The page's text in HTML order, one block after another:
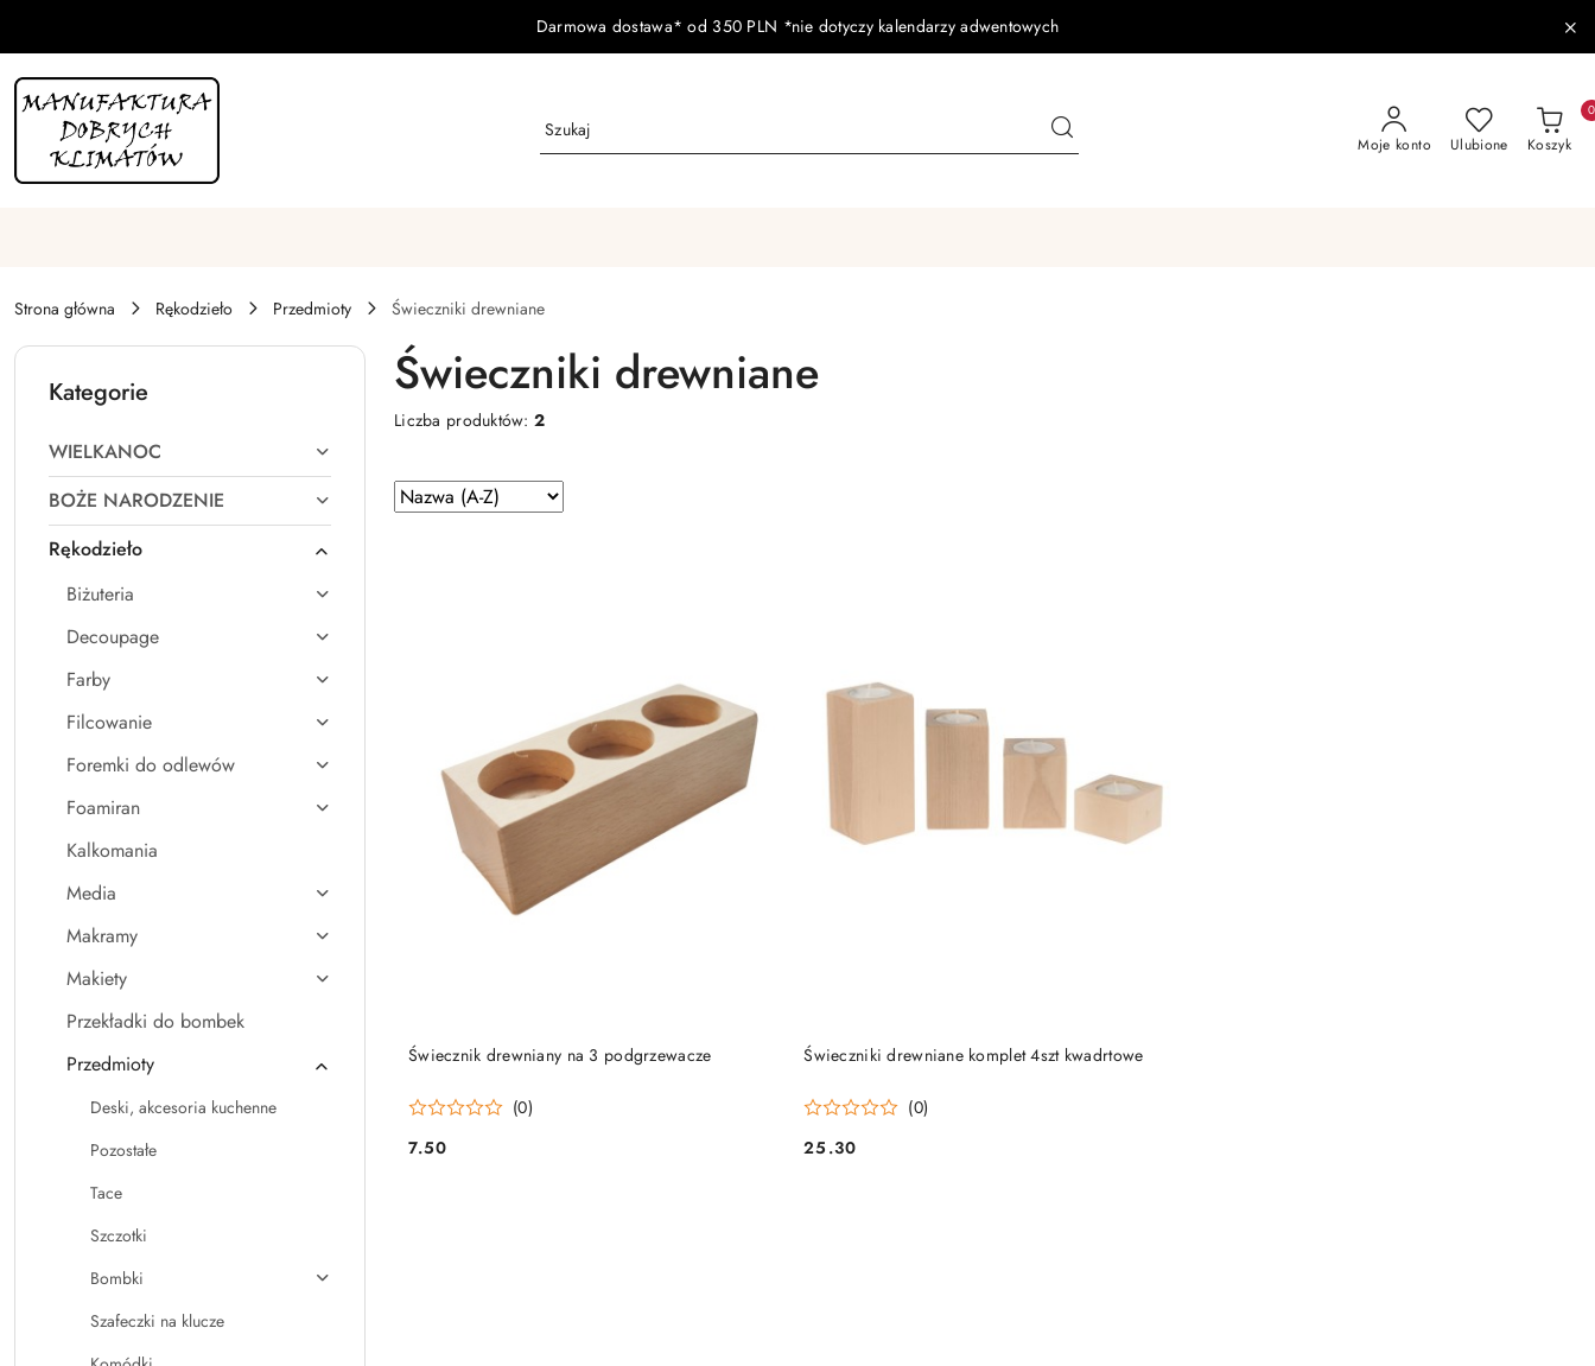
Darmowa dostawa* od 350 PLN *nie dotyczy kalendarzy adwentowych
Moje konto Ulubione Koszyk
0
Strona główna Rękodzieło Przedmioty Świeczniki drewniane
Kategorie
WIELKANOC
BOŻE NARODZENIE
Rękodzieło
Biżuteria
Decoupage
Farby
Filcowanie
Foremki do odlewów
Foamiran
Kalkomania
Media
Makramy
Makiety
Przekładki do bombek
Przedmioty
Deski, akcesoria kuchenne
Pozostałe
Tace
Szczotki
Bombki
Szafeczki na klucze
Świeczniki drewniane
Liczba produktów:2
Zastosowano
sortowanie:
Sortuj
według
Świecznik drewniany na 3 podgrzewacze
(0)
Cena:
7.50
DO KOSZYKA Świeczniki drewniane komplet 4szt kwadrtowe
(0)
Cena:
25.30
DO KOSZYKA